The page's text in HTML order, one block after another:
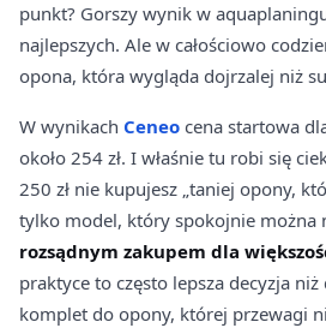
punkt? Gorszy wynik w
najlepszych. Ale w całościowo
opona, która wygląda dojrzalej niż
W wynikach Ceneo cena startowa
około 254 zł. I właśnie tu robi się
250 zł nie kupujesz „taniej opony,
tylko model, który spokojnie można
rozsądnym zakupem dla
praktyce to często lepsza decyzja niż
komplet do opony, której przewagi